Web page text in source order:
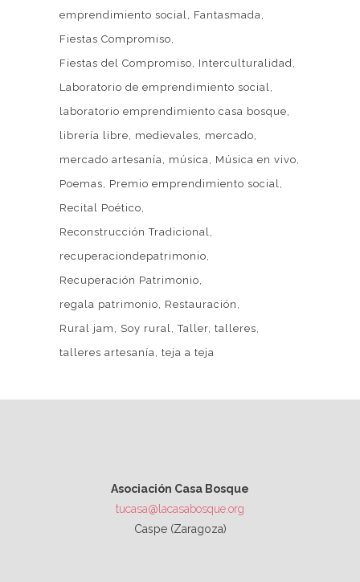
emprendimiento social
Fantasmada
Fiestas Compromiso
Fiestas del Compromiso
Interculturalidad
Laboratorio de emprendimiento social
laboratorio emprendimiento casa bosque
librería libre
medievales
mercado
mercado artesanía
música
Música en vivo
Poemas
Premio emprendimiento social
Recital Poético
Reconstrucción Tradicional
recuperaciondepatrimonio
Recuperación Patrimonio
regala patrimonio
Restauración
Rural jam
Soy rural Taller talleres
talleres artesanía teja a teja
Asociación Casa Bosque
tucasa@lacasabosque.org
Caspe (Zaragoza)